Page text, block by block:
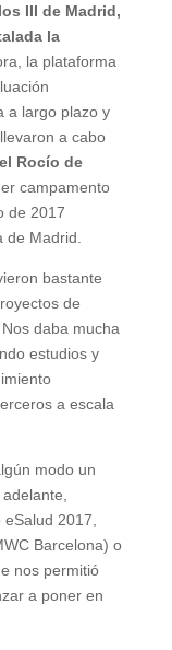
III de Madrid,
la
la plataforma
a largo plazo y
a cabo
Rocío de
campamento
de 2017
Madrid.
bastante
de
. Nos daba mucha
estudios y
a escala
modo un
2017,
Barcelona) o
nos permitió
a poner en